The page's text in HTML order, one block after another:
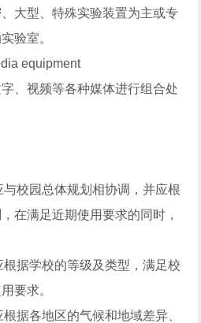
大型、特殊实验装置为主或专
验室。
equipment
、视频等各种媒体进行组合处
校园总体规划相协调，并应根
在满足近期使用要求的同时，
据学校的等级及类型，满足校
要求。
据各地区的气候和地域差异、